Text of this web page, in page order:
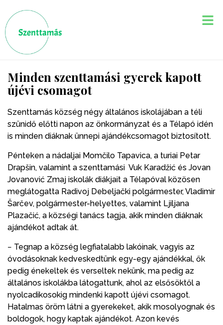
Minden szenttamási gyerek kapott
újévi csomagot
Szenttamás község négy általános iskolájában a téli
szünidő előtti napon az önkormányzat és a Télapó idén
is minden diáknak ünnepi ajándékcsomagot biztosított.
Pénteken a nádaljai Momčilo Tapavica, a turiai Petar
Drapšin, valamint a szenttamási Vuk Karadžić és Jovan
Jovanović Zmaj iskolák diákjait a Télapóval közösen
meglátogatta Radivoj Debeljački polgármester, Vladimir
Šarčev, polgármester-helyettes, valamint Ljiljana
Plazačić, a községi tanács tagja, akik minden diáknak
ajándékot adtak át.
− Tegnap a község legfiatalabb lakóinak, vagyis az
óvodásoknak kedveskedtünk egy-egy ajándékkal, ők
pedig énekeltek és verseltek nekünk, ma pedig az
általános iskolákba látogattunk, ahol az elsősöktől a
nyolcadikosokig mindenki kapott újévi csomagot.
Hatalmas öröm látni a gyerekeket, akik mosolyognak és
boldogok, hogy kaptak ajándékot. Azon kevés